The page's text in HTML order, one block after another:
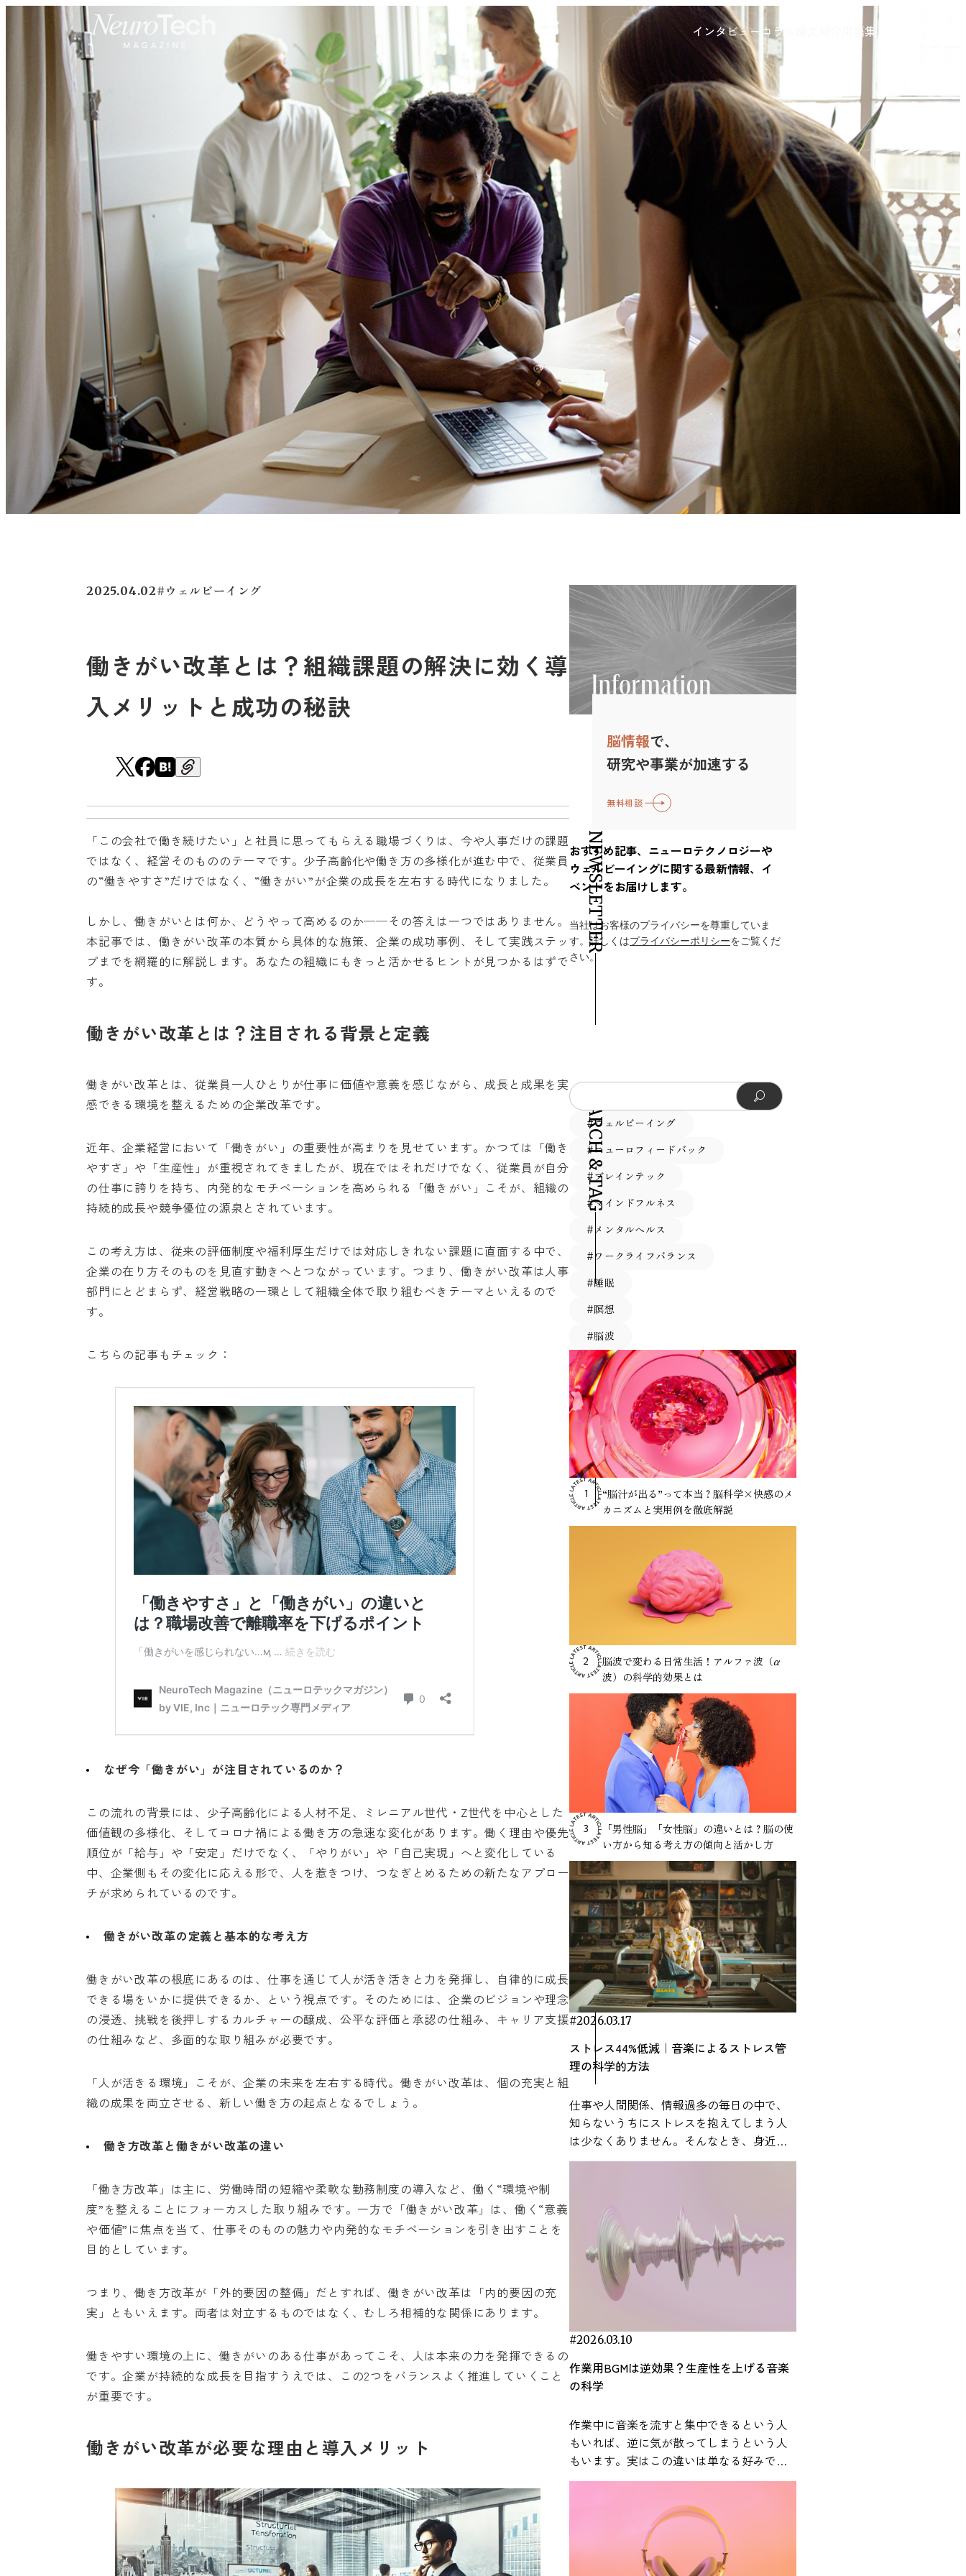
インタビュー コラム 用語集
2025.04.02#ウェルビーイング
働きがい改革とは？組織課題の解決に効く導
入メリットと成功の秘訣
「この会社で働き続けたい」と社員に思ってもらえる職場づくりは、今や人事だけの課題
ではなく、経営そのもののテーマです。少子高齢化や働き方の多様化が進む中で、従業員
の“働きやすさ”だけではなく、“働きがい”が企業の成長を左右する時代になりました。
しかし、働きがいとは何か、どうやって高めるのか──その答えは一つではありません。
本記事では、働きがい改革の本質から具体的な施策、企業の成功事例、そして実践ステッ
プまでを網羅的に解説します。あなたの組織にもきっと活かせるヒントが見つかるはずで
す。
働きがい改革とは？注目される背景と定義
働きがい改革とは、従業員一人ひとりが仕事に価値や意義を感じながら、成長と成果を実
感できる環境を整えるための企業改革です。
近年、企業経営において「働きがい」の重要性が高まりを見せています。かつては「働き
やすさ」や「生産性」が重視されてきましたが、現在ではそれだけでなく、従業員が自分
の仕事に誇りを持ち、内発的なモチベーションを高められる「働きがい」こそが、組織の
持続的成長や競争優位の源泉とされています。
この考え方は、従来の評価制度や福利厚生だけでは対応しきれない課題に直面する中で、
企業の在り方そのものを見直す動きへとつながっています。つまり、働きがい改革は人事
部門にとどまらず、経営戦略の一環として組織全体で取り組むべきテーマといえるので
す。
こちらの記事もチェック：
なぜ今「働きがい」が注目されているのか？
この流れの背景には、少子高齢化による人材不足、ミレニアル世代・Z世代を中心とした
価値観の多様化、そしてコロナ禍による働き方の急速な変化があります。働く理由や優先
順位が「給与」や「安定」だけでなく、「やりがい」や「自己実現」へと変化している
中、企業側もその変化に応える形で、人を惹きつけ、つなぎとめるための新たなアプロー
チが求められているのです。
働きがい改革の定義と基本的な考え方
働きがい改革の根底にあるのは、仕事を通じて人が活き活きと力を発揮し、自律的に成長
できる場をいかに提供できるか、という視点です。そのためには、企業のビジョンや理念
の浸透、挑戦を後押しするカルチャーの醸成、公平な評価と承認の仕組み、キャリア支援
の仕組みなど、多面的な取り組みが必要です。
「人が活きる環境」こそが、企業の未来を左右する時代。働きがい改革は、個の充実と組
織の成果を両立させる、新しい働き方の起点となるでしょう。
働き方改革と働きがい改革の違い
「働き方改革」は主に、労働時間の短縮や柔軟な勤務制度の導入など、働く“環境や制
度”を整えることにフォーカスした取り組みです。一方で「働きがい改革」は、働く“意義
や価値”に焦点を当て、仕事そのものの魅力や内発的なモチベーションを引き出すことを
目的としています。
つまり、働き方改革が「外的要因の整備」だとすれば、働きがい改革は「内的要因の充
実」ともいえます。両者は対立するものではなく、むしろ相補的な関係にあります。
働きやすい環境の上に、働きがいのある仕事があってこそ、人は本来の力を発揮できるの
です。企業が持続的な成長を目指すうえでは、この2つをバランスよく推進していくこと
が重要です。
働きがい改革が必要な理由と導入メリット
脳情報で、
研究や事業が加速する
無料相談
NEWSLETTER
おすすめ記事、ニューロテクノロジーや
ウェルビーイングに関する最新情報、イ
ベントをお届けします。
当社はお客様のプライバシーを尊重していま
す。詳しくはプライバシーポリシーをご覧くだ
さい。
SEARCH & TAG
#ウェルビーイング
#ニューロフィードバック
#ブレインテック
#マインドフルネス
#メンタルヘルス
#ワークライフバランス
#睡眠
#瞑想
#脳波
RECENT ARTICLE
#2026.03.17
ストレス44%低減｜音楽によるストレス管
理の科学的方法
仕事や人間関係、情報過多の毎日の中で、
知らないうちにストレスを抱えてしまう人
は少なくありません。そんなとき、身近に
ある「音楽」が心身の状態に影響を与える
生活に取り入れやすく、通勤中や作業中、
就寝前などさまざまな場面で活用されてい
ます。本記事では、研究で示されている知
見をもとに、音楽とストレスの関係や、日
常で取り入れやすい活用方法について紹介
します。 研究で明らかになった音楽による
与える可能性については、心理学や医学の
近年の研究では、音楽を聴くことが心理的
なリラックス感だけでなく、ストレスに関
とが報告されています。 人間がストレスを
感じたとき、体内では自律神経系と内分泌
系が連動して反応します。特に重要な役割
を担うのが、視床下部・下垂体・副腎から
反応システムです。この仕組みによってコ
ルチゾールなどのストレス関連ホルモンが
分泌され、心拍数の上昇や緊張などの反応
が引き起こされます。 音楽は、このような
#2026.03.10
作業用BGMは逆効果？生産性を上げる音楽
の科学
作業中に音楽を流すと集中できるという人
もいれば、逆に気が散ってしまうという人
もいます。実はこの違いは単なる好みでは
なく、脳の働きや作業内容、音環境などさ
もとに、作業用BGMの効果や適切な活用方
法を科学的な視点から解説します。 作業用
BGMの効果は本当にある？科学研究からわ
RANKING
1
“脳汁が出る”って本当？脳科学×快感のメ
カニズムと実用例を徹底解説
2
脳波で変わる日常生活！アルファ波（α
波）の科学的効果とは
3
「男性脳」「女性脳」の違いとは？脳の使
い方から知る考え方の傾向と活かし方